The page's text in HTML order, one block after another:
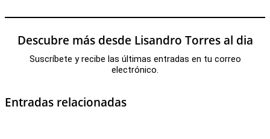
Descubre más desde Lisandro Torres al dia
Suscríbete y recibe las últimas entradas en tu correo
electrónico.
Entradas relacionadas